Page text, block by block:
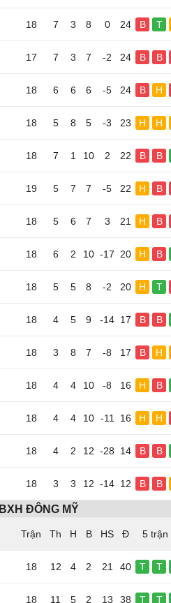
18 7 3 8 0 24 B T
17 7 3 7 -2 24 B B
18 6 6 6 -5 24 B H
18 5 8 5 -3 23 H H
18 7 1 10 2 22 B B
19 5 7 7 -5 22 H B
18 5 6 7 3 21 H B
18 6 2 10 -17 20 H B
18 5 5 8 -2 20 H T
18 4 5 9 -14 17 B B
18 3 8 7 -8 17 B H
18 4 4 10 -8 16 H B
18 4 4 10 -11 16 H H
18 4 2 12 -28 14 B B
18 3 3 12 -14 12 B B
BXH ĐÔNG MỸ
5 trận
18 12 4 2 21 40 T T
18 11 5 2 13 38 T T